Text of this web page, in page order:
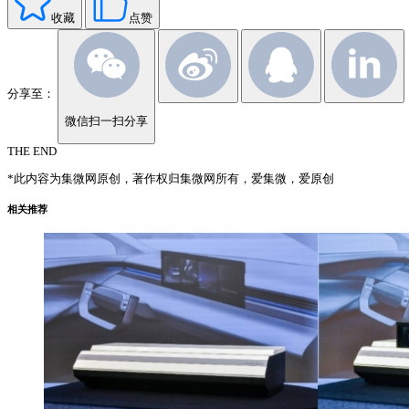
收藏 点赞
分享至：
微信扫一扫分享
THE END
*此内容为集微网原创，著作权归集微网所有，爱集微，爱原创
相关推荐